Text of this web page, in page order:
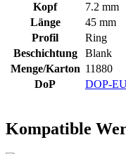
Kopf
7.2 mm
Länge
45 mm
Profil
Ring
Beschichtung
Blank
Menge/Karton 11880
DoP
DOP-
Kompatible